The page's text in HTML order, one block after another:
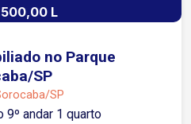
L
no Parque
SP
SP